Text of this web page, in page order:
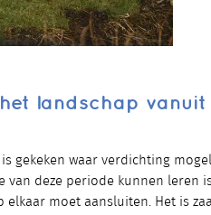
landschap
gekeken waar verdichting
van deze periode kunnen leren
moet aansluiten. Het is